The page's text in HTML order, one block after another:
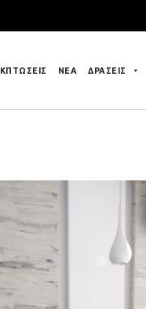
ΝΕΑ ΔΡΑΣΕΙΣ